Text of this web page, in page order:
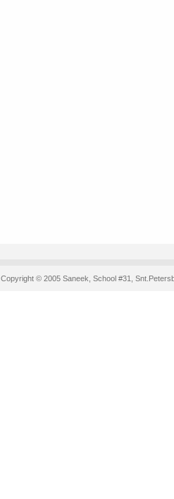
Copyright © 2005 Saneek, School #31,